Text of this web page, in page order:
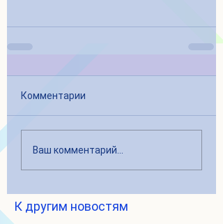
Комментарии
Ваш комментарий...
К другим новостям